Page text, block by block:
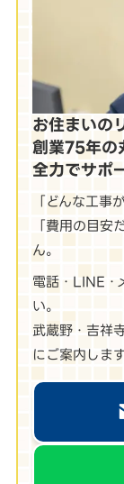
お住まいの
創業75年の
全力でサポ
「どんな工事
「費用の目安
ん。
電話・LINE・
い。
武蔵野・吉祥
にご案内します